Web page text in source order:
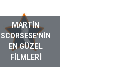
MARTIN
SCORSESE'NIN
EN GÜZEL
FILMLERI